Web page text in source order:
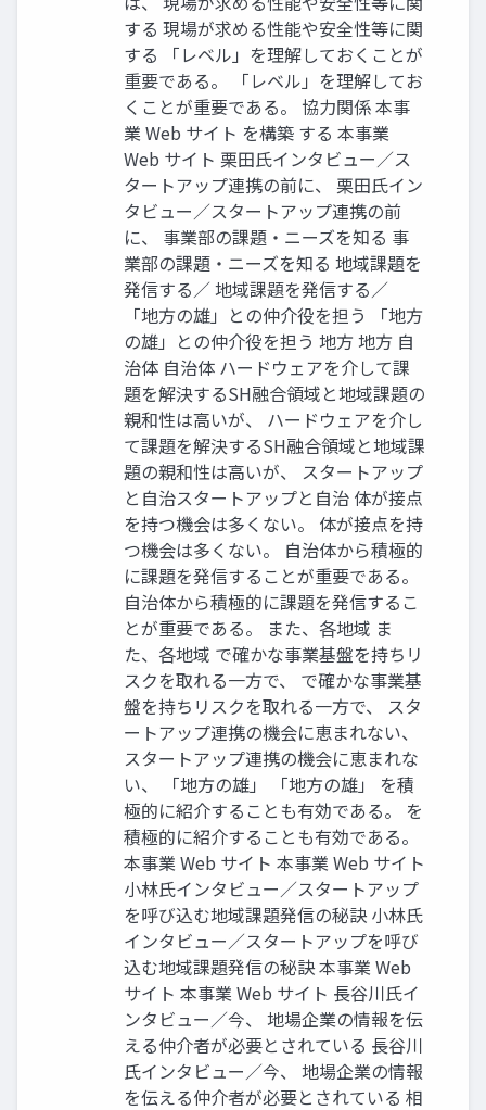
する 現場が求める性能や安全性等に関
する 「レベル」を理解しておくことが
重要である。 「レベル」を理解してお
くことが重要である。 協力関係 本事
業 Web サイト を構築 する 本事業
Web サイト 栗田氏インタビュー／ス
タートアップ連携の前に、 栗田氏イン
タビュー／スタートアップ連携の前
に、 事業部の課題・ニーズを知る 事
業部の課題・ニーズを知る 地域課題を
発信する／ 地域課題を発信する／
「地方の雄」との仲介役を担う 「地方
の雄」との仲介役を担う 地方 地方 自
治体 自治体 ハードウェアを介して課
題を解決するSH融合領域と地域課題の
親和性は高いが、 ハードウェアを介し
て課題を解決するSH融合領域と地域課
題の親和性は高いが、 スタートアップ
と自治スタートアップと自治 体が接点
を持つ機会は多くない。 体が接点を持
つ機会は多くない。 自治体から積極的
に課題を発信することが重要である。
自治体から積極的に課題を発信するこ
とが重要である。 また、各地域 ま
た、各地域 で確かな事業基盤を持ちリ
スクを取れる一方で、 で確かな事業基
盤を持ちリスクを取れる一方で、 スタ
ートアップ連携の機会に恵まれない、
スタートアップ連携の機会に恵まれな
い、 「地方の雄」 「地方の雄」 を積
極的に紹介することも有効である。 を
積極的に紹介することも有効である。
本事業 Web サイト 本事業 Web サイト
小林氏インタビュー／スタートアップ
を呼び込む地域課題発信の秘訣 小林氏
インタビュー／スタートアップを呼び
込む地域課題発信の秘訣 本事業 Web
サイト 本事業 Web サイト 長谷川氏イ
ンタビュー／今、 地場企業の情報を伝
える仲介者が必要とされている 長谷川
氏インタビュー／今、 地場企業の情報
を伝える仲介者が必要とされている 相